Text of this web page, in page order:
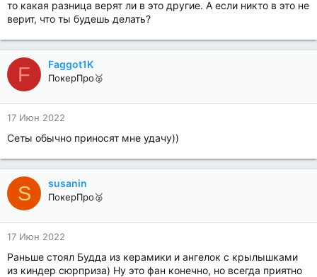
то какая разница верят ли в это другие. А если никто в это не
верит, что ты будешь делать?
F Faggot1K
ПокерПро🥈
17 Июн 2022
Сеты обычно приносят мне удачу))
S susanin
ПокерПро🥈
17 Июн 2022
Раньше стоял Будда из керамики и ангелок с крылышками
из киндер сюрприза) Ну это фан конечно, но всегда приятно